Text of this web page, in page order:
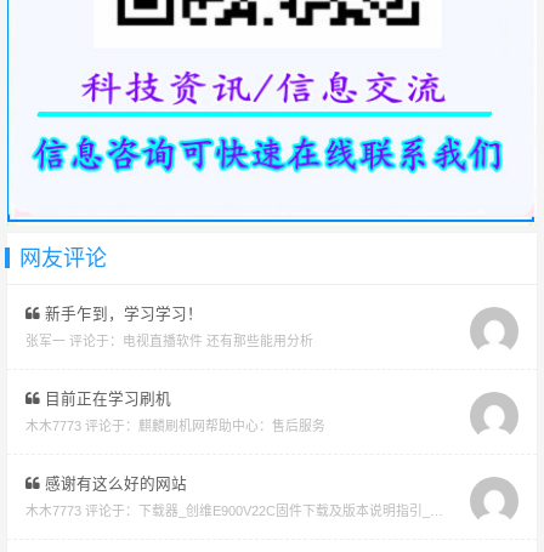
网友评论
新手乍到，学习学习！
张军一 评论于： 电视直播软件 还有那些能用分析
目前正在学习刷机
木木7773 评论于： 麒麟刷机网帮助中心：售后服务
感谢有这么好的网站
木木7773 评论于： 下载器_创维E900V22C固件下载及版本说明指引_看好在下载避免刷成砖